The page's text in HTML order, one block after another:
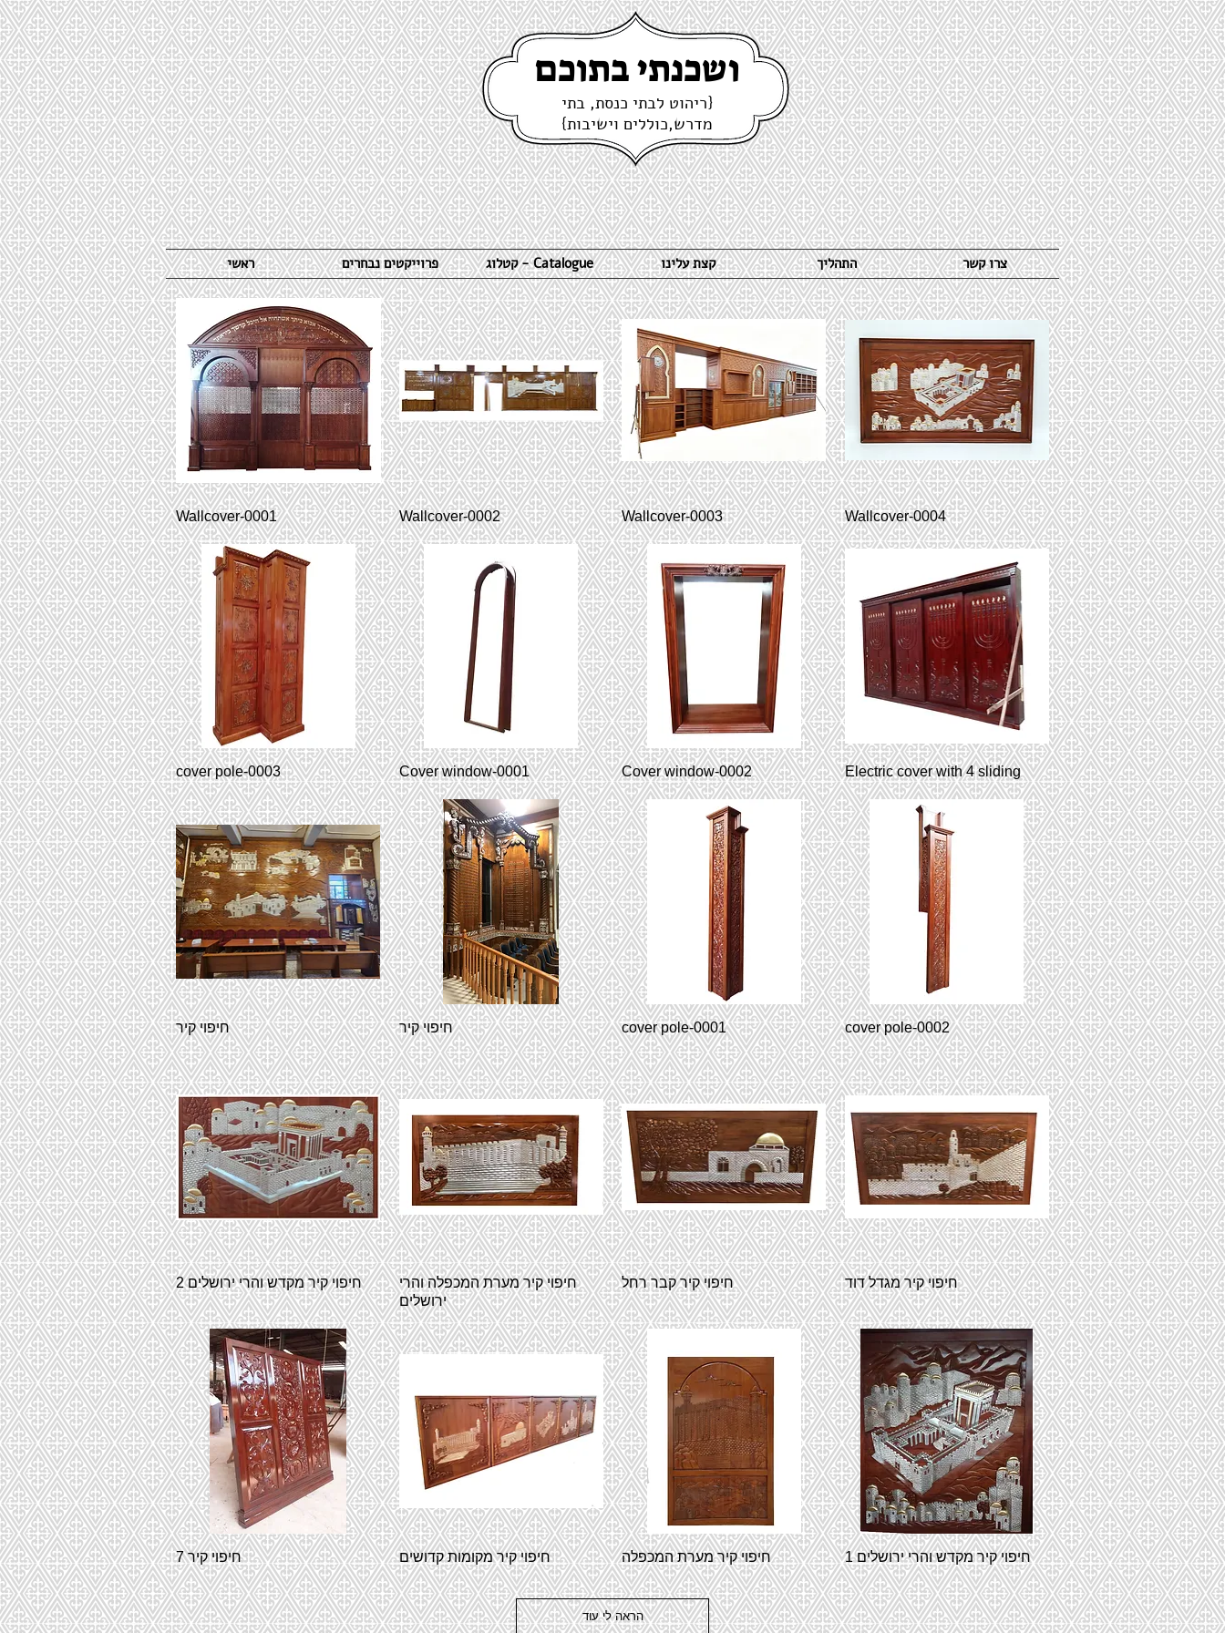
ושכנתי בתוכם
{ריהוט לבתי כנסת, בתי
מדרש,כוללים וישיבות}
ראשי פרוייקטים נבחרים קטלוג - Catalogue קצת עלינו התהליך צרו קשר
Wallcover-0004
Wallcover-0003
Wallcover-0002
Wallcover-0001
Electric cover with 4 sliding
Cover window-0002
Cover window-0001
cover pole-0003
cover pole-0002
cover pole-0001 חיפוי קיר חיפוי קיר
חיפוי קיר מגדל דוד חיפוי קיר קבר רחל
חיפוי קיר מערת המכפלה והרי
ירושלים
חיפוי קיר מקדש והרי ירושלים 2
חיפוי קיר מקדש והרי ירושלים 1 חיפוי קיר מערת המכפלה חיפוי קיר מקומות קדושים חיפוי קיר 7
הראה לי עוד